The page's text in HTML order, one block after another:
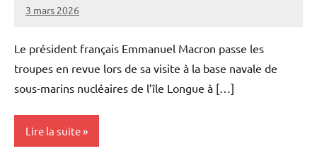
3 mars 2026
Admins
Le président français Emmanuel Macron passe les
troupes en revue lors de sa visite à la base navale de
sous-marins nucléaires de l’île Longue à […]
Lire la suite